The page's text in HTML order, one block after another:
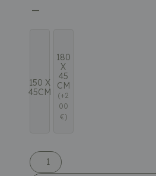
150 X
45CM
180
X
45
CM
(+2
00
€)